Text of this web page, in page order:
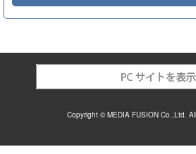
Copyright © MEDIA FUSION Co.,Ltd.